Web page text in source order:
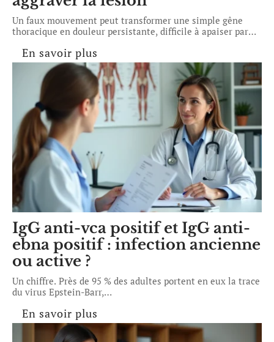
Un faux mouvement peut transformer une simple gêne
thoracique en douleur persistante, difficile à apaiser par…
En savoir plus
IgG anti-vca positif et IgG anti-
ebna positif : infection ancienne
ou active ?
Un chiffre. Près de 95 % des adultes portent en eux la trace
du virus Epstein-Barr,…
En savoir plus